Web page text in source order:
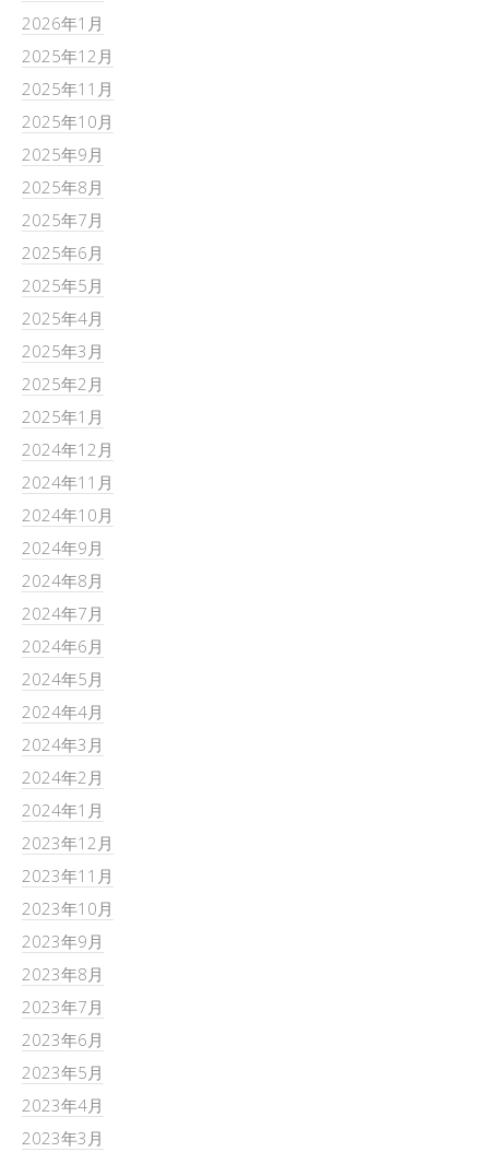
2026年1月
2025年12月
2025年11月
2025年10月
2025年9月
2025年8月
2025年7月
2025年6月
2025年5月
2025年4月
2025年3月
2025年2月
2025年1月
2024年12月
2024年11月
2024年10月
2024年9月
2024年8月
2024年7月
2024年6月
2024年5月
2024年4月
2024年3月
2024年2月
2024年1月
2023年12月
2023年11月
2023年10月
2023年9月
2023年8月
2023年7月
2023年6月
2023年5月
2023年4月
2023年3月